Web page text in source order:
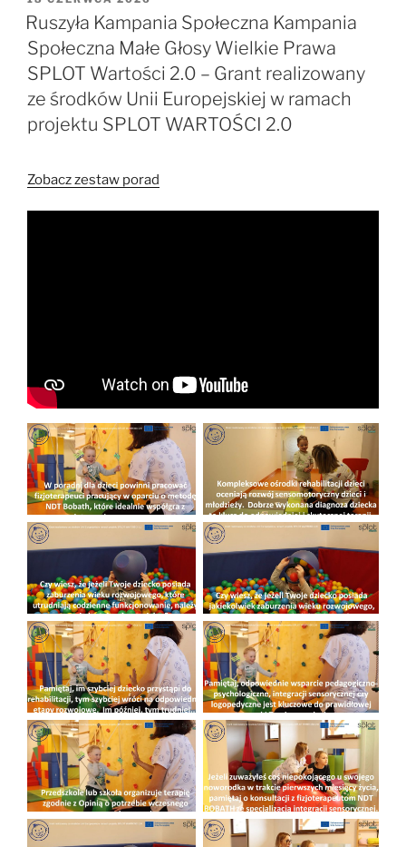
W
Ruszyła Kampania Społeczna Kampania
Społeczna Małe Głosy Wielkie Prawa
SPLOT Wartości 2.0 – Grant realizowany
ze środków Unii Europejskiej w ramach
projektu SPLOT WARTOŚCI 2.0
Zobacz zestaw porad